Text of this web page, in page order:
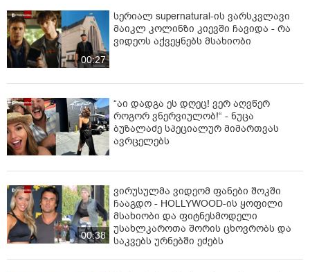
00:27
სერიალ supernatural-ის ვარსკვლავი
მაიკლ კოლინზი კიევში ჩავიდა - რა
ვიდეოს აქვეყნებს მსახიობი
“აი დადგა ეს დღეც! ვერ აღვწერ
როგორ ვნერვიულობ!“ - ნუცა
ბუზალაძე სპეციალურ მიმართვას
ავრცელებს
00:38
ვირუსულმა ვიდეომ ფანები შოკში
ჩააგდო - HOLLYWOOD-ის ყოფილი
მსახიობი და ფიტნესმოდელი
უსახლკაროთა შორის ცხოვრობს და
საკვებს ურნებში ეძებს